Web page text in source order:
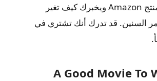
عنوان url لمنتج Amazon ويخبرك كيف تغير
السنين. قد تدرك أنك تشتري في